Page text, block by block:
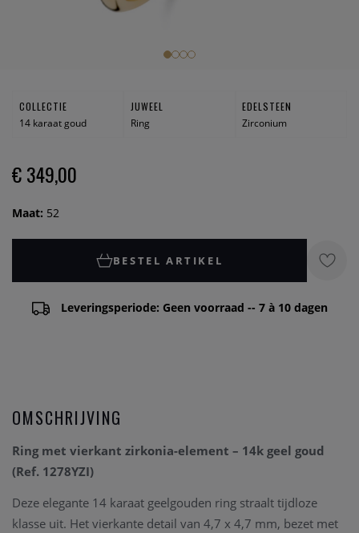
COLLECTIE
14 karaat goud
JUWEEL
Ring
EDELSTEEN
Zirconium
€ 349,00
Maat: 52
BESTEL ARTIKEL
Leveringsperiode: Geen voorraad -- 7 à 10 dagen
OMSCHRIJVING
Ring met vierkant zirkonia-element – 14k geel goud
(Ref. 1278YZI)
Deze elegante 14 karaat geelgouden ring straalt tijdloze
klasse uit. Het vierkante detail van 4,7 x 4,7 mm, bezet met